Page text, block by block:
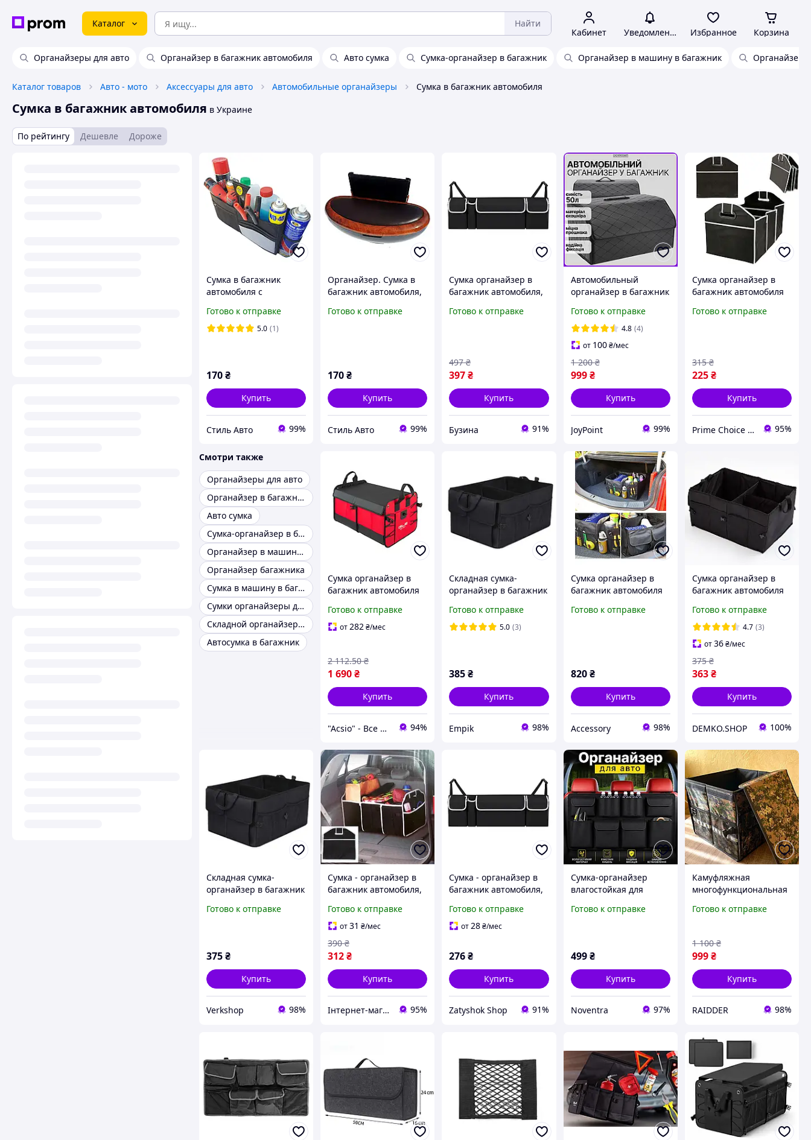
Каталог Найти
Кабинет Уведомления Избранное Корзина
Органайзеры для авто Органайзер в багажник автомобиля Авто сумка Сумка-органайзер в багажник Органайзер в машину в багажник Органайзер
Каталог товаров Авто - мото Аксессуары для авто Автомобильные органайзеры Сумка в багажник автомобиля
Сумка в багажник автомобиля в Украине
По рейтингу Дешевле Дороже
Сумка в багажник
автомобиля с
автосумка, King KS-45
Готово к отправке
5.0 (1)
170₴
Купить
Стиль Авто 99%
Органайзер. Сумка в
багажник автомобиля,
Готово к отправке
170₴
Купить
Стиль Авто 99%
Сумка органайзер в
багажник автомобиля,
buzyna
Готово к отправке
397₴
497 ₴
Купить
Бузина 91%
Автомобильный
органайзер в багажник
экокожи складной
автомобильная сумка
для автомобиля
машины органайзеры
сумки
Готово к отправке
4.8 (4)
от 100 ₴/мес
999 ₴
1 200 ₴
Купить
JoyPoint 99%
Сумка органайзер в
багажник автомобиля
Boot Organiser
Готово к отправке
225₴
315 ₴
Купить
Prime Choice - Лучший выбор 95%
Смотри также
Органайзеры для авто
Органайзер в багажник автомобиля
Авто сумка
Сумка-органайзер в багажник
Органайзер в машину в багажник
Органайзер багажника
Сумка в машину в багажник
Сумки органайзеры для автомобиля
Складной органайзер в багажник
Автосумка в багажник
Сумка органайзер в
багажник автомобиля
крышкой, 14 отделов
Готово к отправке
от282₴/мес
1 690₴
2 112.50 ₴
Купить
"Acsio" - Все для активной жизни в одном месте 94%
Складная сумка-
органайзер в багажник
Готово к отправке
5.0 (3)
385₴
Купить
Empik 98%
Сумка органайзер в
багажник автомобиля
Готово к отправке
820 ₴
Купить
Accessory 98%
Сумка органайзер в
багажник автомобиля
Готово к отправке
4.7 (3)
от36₴/мес
363₴
375 ₴
Купить
DEMKO.SHOP 100%
Складная сумка-
органайзер в багажник
Готово к отправке
375₴
Купить
Verkshop 98%
Сумка - органайзер в
багажник автомобиля,
покупок или
инструментов 11/02
Готово к отправке
от31 ₴/мес
312₴
390 ₴
Купить
Інтернет-магазин Megusta 95%
Сумка - органайзер в
багажник автомобиля,
Готово к отправке
от28₴/мес
276₴
Купить
Zatyshok Shop 91%
Сумка-органайзер
влагостойкая для
автомобильные
автосумки
Готово к отправке
499 ₴
Купить
Noventra 97%
Камуфляжная
многофункциональная
багажник автомобиля
Готово к отправке
999₴
1 100 ₴
Купить
RAIDDER 98%